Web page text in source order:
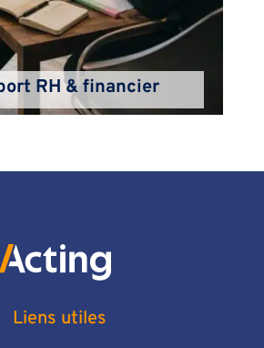
RH & financier
Liens utiles